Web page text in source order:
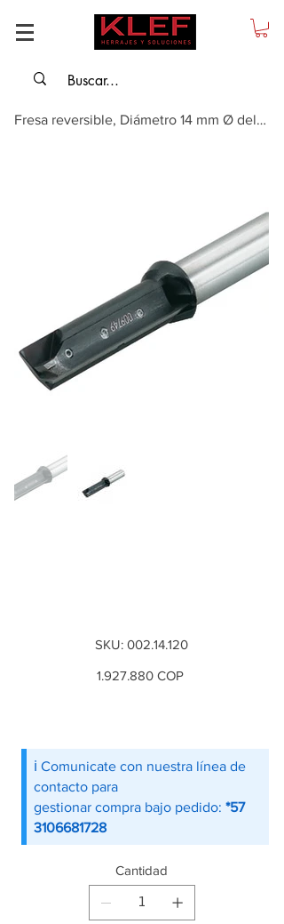
Fresa reversible, Diámetro 14 mm Ø del eje: 12 mm
SKU: SKU
002.14.120
002.14.120
Precio
1.927.880COP
ℹ️ Comunicate con nuestra línea de
contacto para
gestionar compra bajo pedido: *57
3106681728
Cantidad